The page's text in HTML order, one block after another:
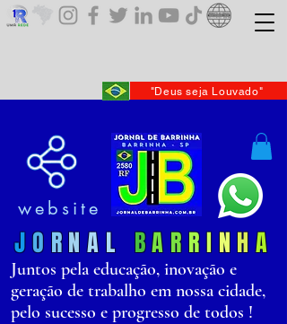
"Deus seja Louvado"
website
JO RNAL BARRI NHA
Juntos pela educação, inovação e
geração de trabalho em nossa cidade,
pelo sucesso e progresso de todos !